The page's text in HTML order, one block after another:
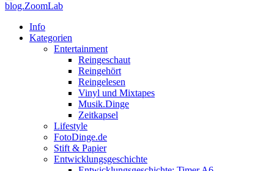
blog.ZoomLab
ZoomLab
Info
Kategorien
Entertainment
Reingeschaut
Reingehört
Reingelesen
Vinyl und Mixtapes
Musik.Dinge
Zeitkapsel
Lifestyle
FotoDinge.de
Stift & Papier
Entwicklungsgeschichte